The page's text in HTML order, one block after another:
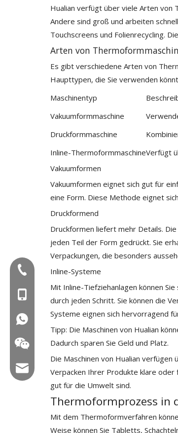
Hualian verfügt über viele Arten von
Andere sind groß und arbeiten
Touchscreens und Folienrecycling.
Arten von
Es gibt verschiedene Arten von
Haupttypen, die Sie verwenden
Maschinentyp
Vakuumformmaschine
Druckformmaschine
Inline-ThermoformmaschineVerfügt
Vakuumformen
Vakuumformen eignet sich gut für
eine Form. Diese Methode eignet
Druckformend
Druckformen liefert mehr Details.
jeden Teil der Form gedrückt. Sie
Verpackungen, die besonders
Inline-Systeme
Mit Inline-Tiefziehanlagen können
durch jeden Schritt. Sie können die
Systeme eignen sich hervorragend
Tipp: Die Maschinen von Hualian
Dadurch sparen Sie Geld und Platz.
Die Maschinen von Hualian verfügen
Verpacken Ihrer Produkte klare oder
gut für die Umwelt sind.
Thermoformprozess in
Mit dem Thermoformverfahren
Weise können Sie Tabletts,
Tel:+86-577-88627766
WA: 0086 18858715170
E -Mail: hl@hualian.biz